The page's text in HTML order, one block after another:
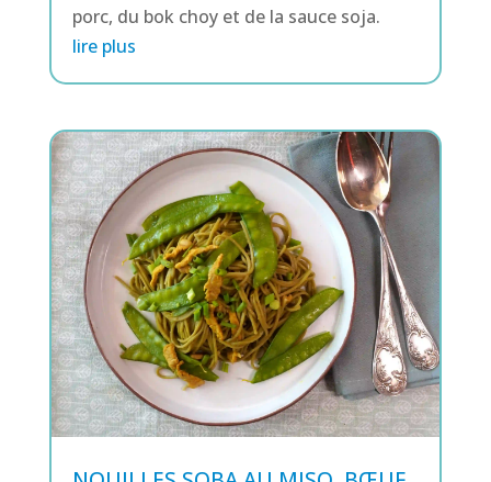
porc, du bok choy et de la sauce soja.
lire plus